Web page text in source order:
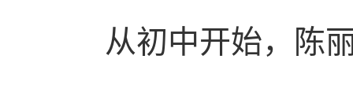
从初中开始，陈